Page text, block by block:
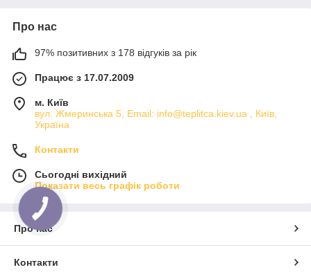
Про нас
97% позитивних з 178 відгуків за рік
Працює з 17.07.2009
м. Київ
вул. Жмеринська 5, Email: info@teplitca.kiev.ua , Київ,
Україна
Контакти
Сьогодні вихідний
Показати весь графік роботи
Про нас
Контакти